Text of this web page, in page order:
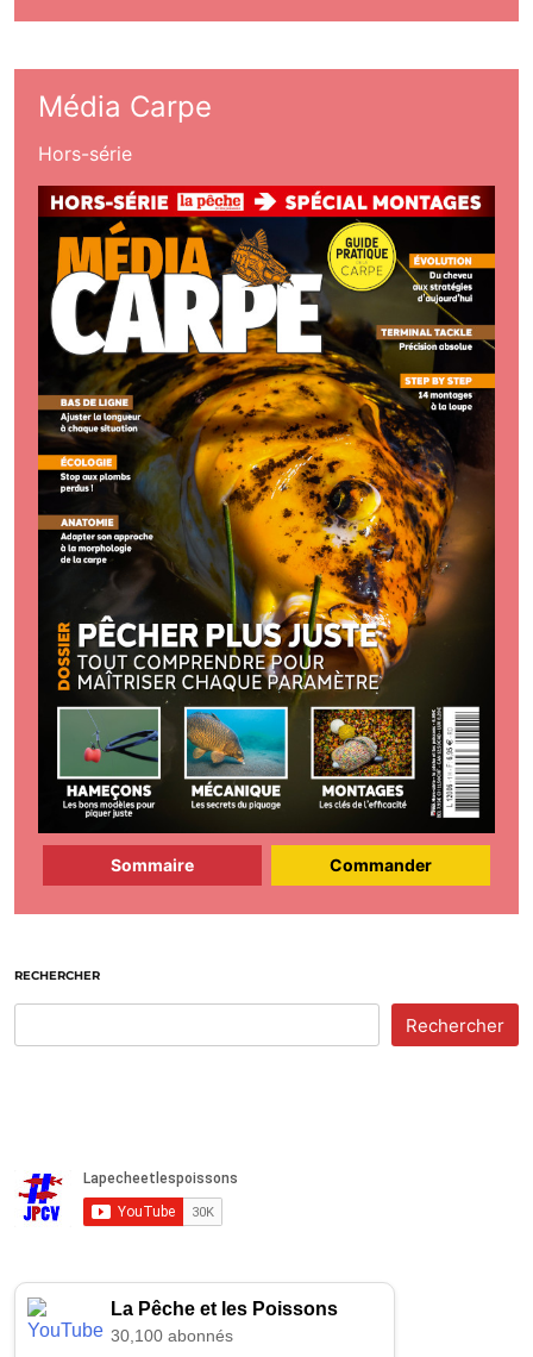
Média Carpe
Hors-série
Sommaire Commander
RECHERCHER
Rechercher
La Pêche et les Poissons
30,100 abonnés